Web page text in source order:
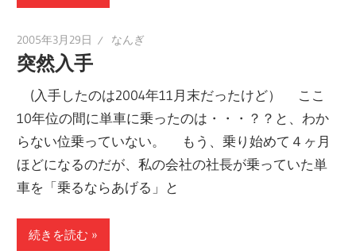
2005年3月29日 なんぎ
突然入手
(入手したのは2004年11月末だったけど） ここ
10年位の間に単車に乗ったのは・・・？？と、わか
らない位乗っていない。 もう、乗り始めて４ヶ月
ほどになるのだが、私の会社の社長が乗っていた単
車を「乗るならあげる」と
続きを読む